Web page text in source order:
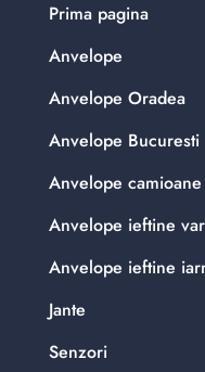
Prima pagina
Anvelope
Anvelope Oradea
Anvelope Bucuresti
Anvelope camioane
Anvelope ieftine
Anvelope ieftine
Jante
Senzori